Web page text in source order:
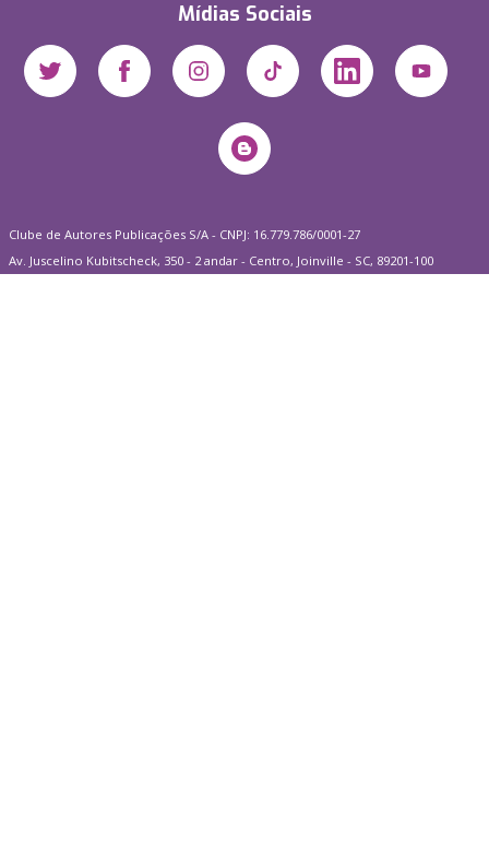
Mídias Sociais
Clube de Autores Publicações S/A - CNPJ: 16.779.786/0001-27
Av. Juscelino Kubitscheck, 350 - 2 andar - Centro, Joinville - SC, 89201-100